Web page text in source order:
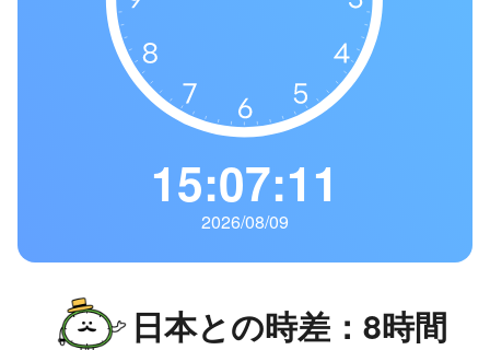
15:07:12
2026/08/09
日本との時差：8時間